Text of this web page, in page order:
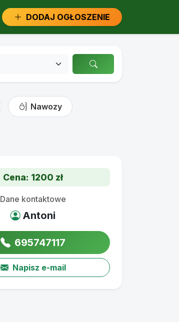
DODAJ OGŁOSZENIE
Nawozy
Cena: 1200 zł
Dane kontaktowe
Antoni
695747117
Napisz e-mail